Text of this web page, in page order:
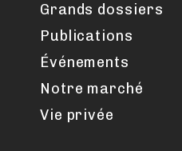
Grands dossiers
Publications
Événements
Notre marché
Vie privée